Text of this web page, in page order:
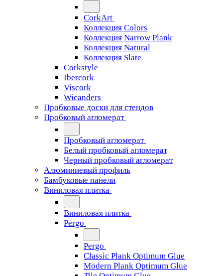
CorkArt
Коллекция Colors
Коллекция Narrow Plank
Коллекция Natural
Коллекция Slate
Corkstyle
Ibercork
Viscork
Wicanders
Пробковые доски для стендов
Пробковый агломерат
Пробковый агломерат
Белый пробковый агломерат
Черный пробковый агломерат
Алюминиевый профиль
Бамбуковые панели
Виниловая плитка
Виниловая плитка
Pergo
Pergo
Classic Plank Optimum Glue
Modern Plank Optimum Glue